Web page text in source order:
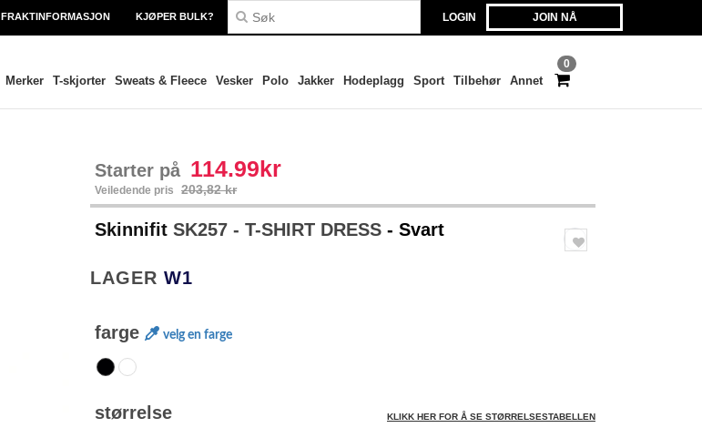
LOGIN JOIN NÅ
FRAKTINFORMASJON KJØPER BULK?
0
Merker T-skjorter Sweats & Fleece Vesker Polo Jakker Hodeplagg Sport Tilbehør Annet
Starter på 114.99kr
Veiledende pris 203,82 kr
Skinnifit SK257 - T-SHIRT DRESS - Svart
LAGER W1
farge velg en farge
størrelse KLIKK HER FOR Å SE STØRRELSESTABELLEN